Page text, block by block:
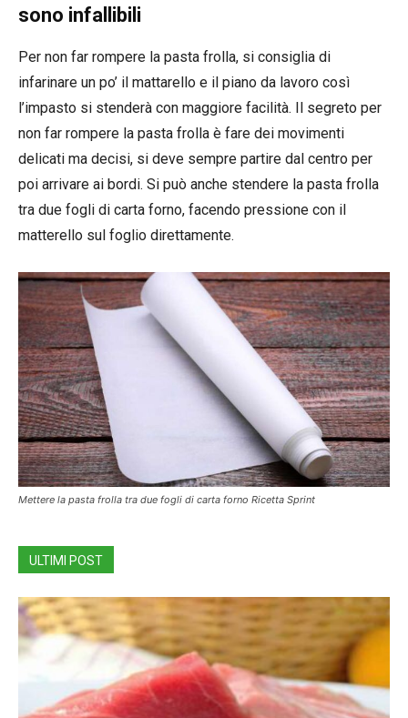
sono infallibili
Per non far rompere la pasta frolla, si consiglia di
infarinare un po’ il mattarello e il piano da lavoro così
l’impasto si stenderà con maggiore facilità. Il segreto per
non far rompere la pasta frolla è fare dei movimenti
delicati ma decisi, si deve sempre partire dal centro per
poi arrivare ai bordi. Si può anche stendere la pasta frolla
tra due fogli di carta forno, facendo pressione con il
matterello sul foglio direttamente.
Mettere la pasta frolla tra due fogli di carta forno Ricetta Sprint
ULTIMI POST